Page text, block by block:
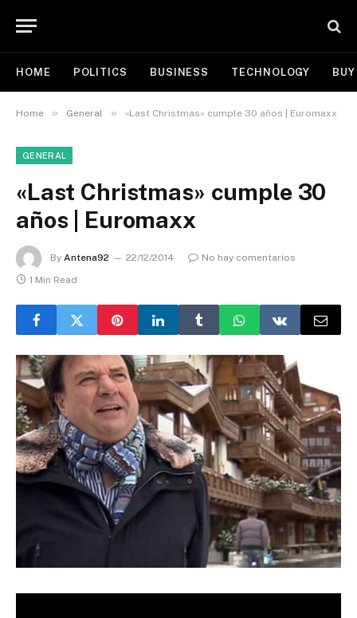
HOME POLITICS BUSINESS TECHNOLOGY
Home » General » «Last Christmas» cumple 30 años | Euromaxx
GENERAL
«Last Christmas» cumple 30
años | Euromaxx
By Antena92 22/12/2014
No hay comentarios
1 Min Read